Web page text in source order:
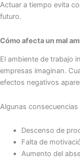
Actuar a tiempo evita
futuro.
Cómo afecta un mal
El ambiente de trabajo
empresas imaginan.
efectos negativos
Algunas
Descenso de
Falta de
Aumento del